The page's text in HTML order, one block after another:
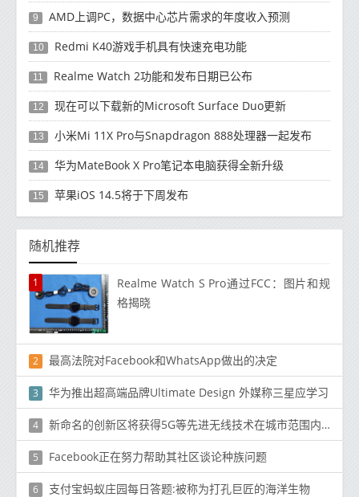
9 AMD上调PC，数据中心芯片需求的年度收入预测
10 Redmi K40游戏手机具有快速充电功能
11 Realme Watch 2功能和发布日期已公布
12 现在可以下载新的Microsoft Surface Duo更新
13 小米Mi 11X Pro与Snapdragon 888处理器一起发布
14 华为MateBook X Pro笔记本电脑获得全新升级
15 苹果iOS 14.5将于下周发布
随机推荐
1
Realme Watch S Pro通过FCC：图片和规
格揭晓
2 最高法院对Facebook和WhatsApp做出的决定
3 华为推出超高端品牌Ultimate Design 外媒称三星应学习
4 新命名的创新区将获得5G等先进无线技术在城市范围内的测试
5 Facebook正在努力帮助其社区谈论种族问题
6 支付宝蚂蚁庄园每日答题:被称为打孔巨匠的海洋生物